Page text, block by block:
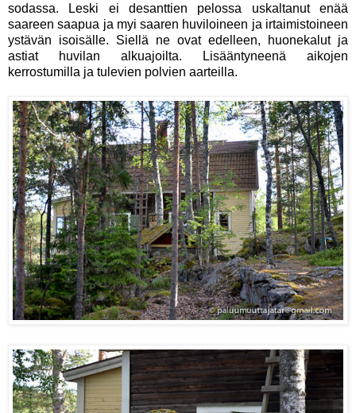
sodassa. Leski ei desanttien pelossa uskaltanut enää
saareen saapua ja myi saaren huviloineen ja irtaimistoineen
ystävän isoisälle. Siellä ne ovat edelleen, huonekalut ja
astiat huvilan alkuajoilta. Lisääntyneenä aikojen
kerrostumilla ja tulevien polvien aarteilla.